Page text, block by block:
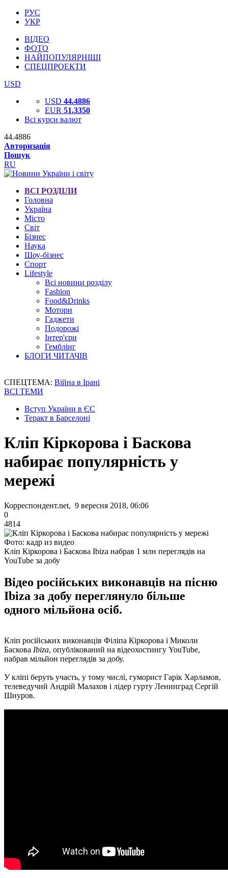
РУС
УКР
ВІДЕО
ФОТО
НАЙПОПУЛЯРНІШІ
СПЕЦПРОЕКТИ
USD
USD 44.4886
EUR 51.3350
Всі курси валют
44.4886
Авторизація
Пошук
RU
ВСІ РОЗДІЛИ
Головна
Україна
Місто
Світ
Бізнес
Наука
Шоу-бізнес
Спорт
Lifestyle
Всі новини розділу
Fashion
Food&Drinks
Мотори
Гаджети
Подорожі
Інтер'єри
Гемблінг
БЛОГИ ЧИТАЧІВ
СПЕЦТЕМА: Війна в Ірані
ВСІ ТЕМИ
Вступ України в ЄС
Теракт в Барселоні
Кліп Кіркорова і Баскова
набирає популярність у
мережі
Корреспондент.net, 9 вересня 2018, 06:06
0
4814
Фото: кадр из видео
Кліп Кіркорова і Баскова Ibiza набрав 1 млн переглядів на
YouTube за добу
Відео російських виконавців на пісню
Ibiza за добу переглянуло більше
одного мільйона осіб.
Кліп російських виконавців Філіпа Кіркорова і Миколи
Баскова Ibiza, опублікований на відеохостингу YouTube,
набрав мільйон переглядів за добу.
У кліпі беруть участь, у тому числі, гуморист Гарік Харламов,
телеведучий Андрій Малахов і лідер гурту Ленинград Сергій
Шнуров.